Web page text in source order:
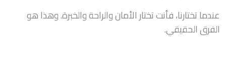
عندما تختارنا، فأنت تختار الأمان والراحة والخبرة. وهذا هو
الفرق الحقيقي.